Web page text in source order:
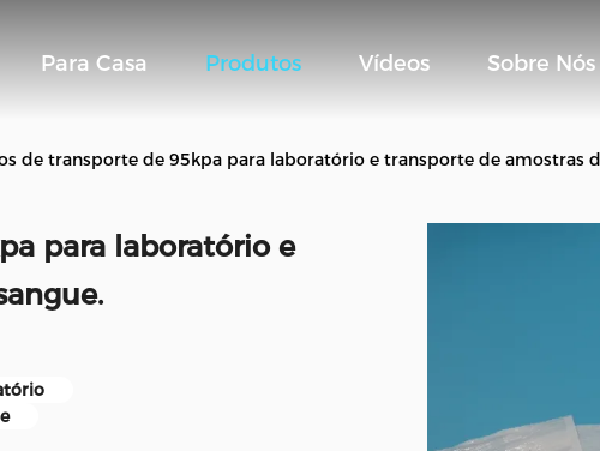
Para Casa Produtos Vídeos Sobre Nós
de transporte de 95kpa para laboratório e transporte de amostras
para laboratório e